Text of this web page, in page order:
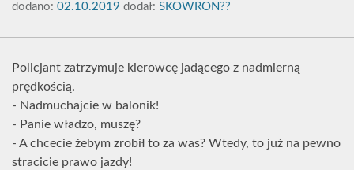
dodano: 02.10.2019 dodał: SKOWRON??
Policjant zatrzymuje kierowcę jadącego z nadmierną
prędkością.
- Nadmuchajcie w balonik!
- Panie władzo, muszę?
- A chcecie żebym zrobił to za was? Wtedy, to już na pewno
stracicie prawo jazdy!